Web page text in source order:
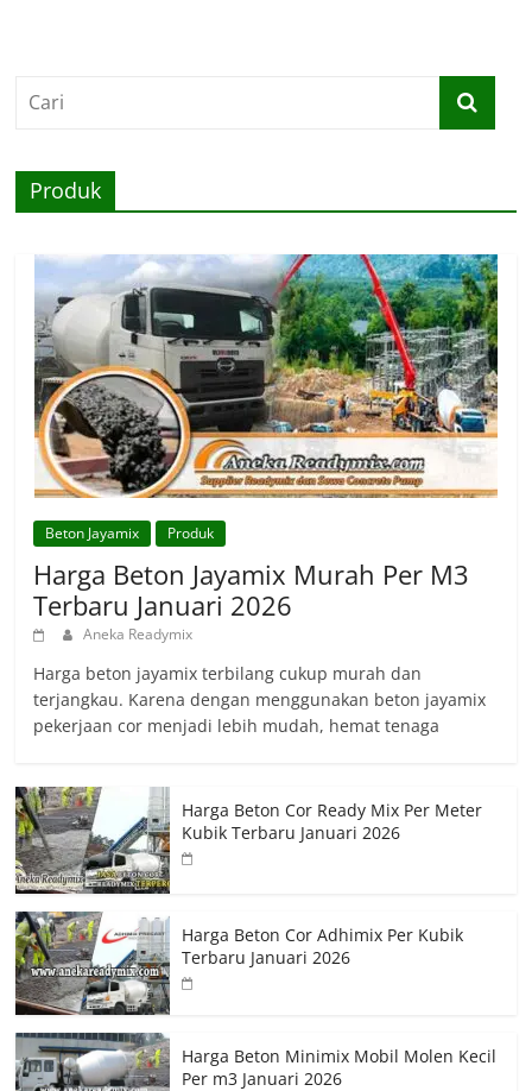
Produk
Beton Jayamix Produk
Harga Beton Jayamix Murah Per M3
Terbaru Januari 2026
Aneka Readymix
Harga beton jayamix terbilang cukup murah dan
terjangkau. Karena dengan menggunakan beton jayamix
pekerjaan cor menjadi lebih mudah, hemat tenaga
Harga Beton Cor Ready Mix Per Meter
Kubik Terbaru Januari 2026
Harga Beton Cor Adhimix Per Kubik
Terbaru Januari 2026
Harga Beton Minimix Mobil Molen Kecil
Per m3 Januari 2026